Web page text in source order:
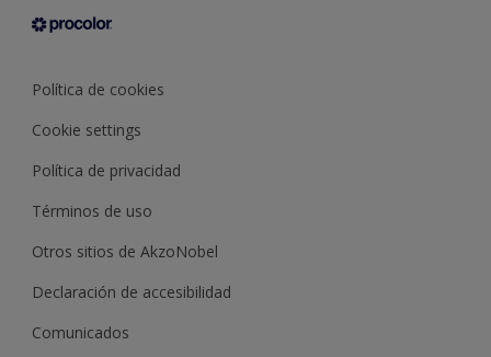
Condiciones generales de venta
Sobre Procolor
Política de cookies
Cookie settings
Política de privacidad
Términos de uso
Otros sitios de AkzoNobel
Declaración de accesibilidad
Comunicados